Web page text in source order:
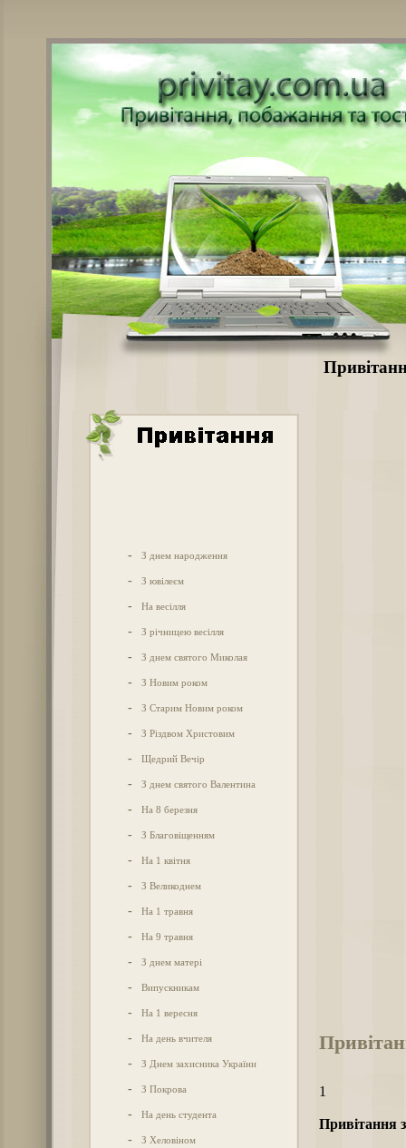
- З днем народження
- З ювілеєм
- На весілля
- З річницею весілля
- З днем святого Миколая
- З Новим роком
- З Старим Новим роком
- З Різдвом Христовим
- Щедрий Вечір
- З днем святого Валентина
- На 8 березня
- З Благовіщенням
- На 1 квітня
- З Великоднем
- На 1 травня
- На 9 травня
- З днем матері
- Випускникам
- На 1 вересня
- На день вчителя
- З Днем захисника України
- З Покрова
- На день студента
- З Хеловіном
1
Привітання